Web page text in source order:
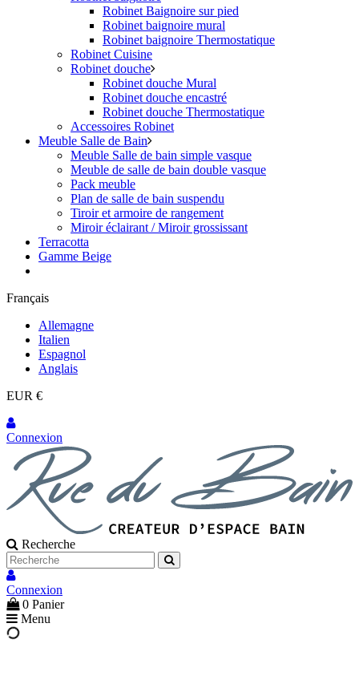
Robinet Baignoire sur pied
Robinet baignoire mural
Robinet baignoire Thermostatique
Robinet Cuisine
Robinet douche
Robinet douche Mural
Robinet douche encastré
Robinet douche Thermostatique
Accessoires Robinet
Meuble Salle de Bain
Meuble Salle de bain simple vasque
Meuble de salle de bain double vasque
Pack meuble
Plan de salle de bain suspendu
Tiroir et armoire de rangement
Miroir éclairant / Miroir grossissant
Terracotta
Gamme Beige
Français
Allemagne
Italien
Espagnol
Anglais
EUR €
Connexion
Recherche
Connexion
0 Panier
Menu